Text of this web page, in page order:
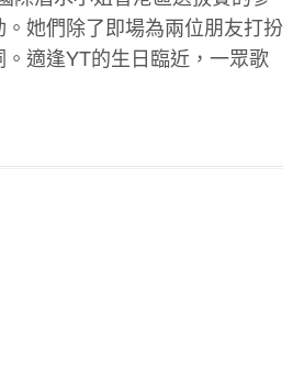
她們除了即場為兩位朋友打扮
適逢YT的生日臨近，一眾歌